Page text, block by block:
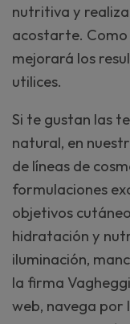
nutritiva y
acostarte.
mejorará los
utilices.
Si te gustan las
natural, en
de líneas de
formulaciones
objetivos
hidratación y
iluminación,
la firma
web, navega por